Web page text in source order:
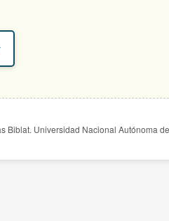
Biblat. Universidad Nacional Autónoma